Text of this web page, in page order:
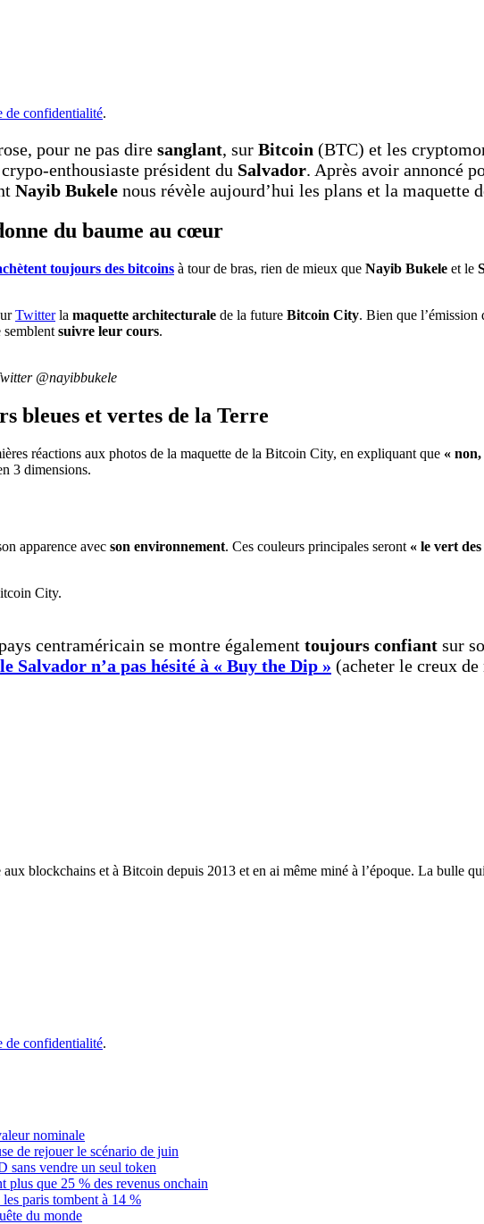
de confidentialité.
pour ne pas dire sanglant, sur Bitcoin (BTC) et les
enthousiaste président du Salvador. Après avoir annoncé
Nayib Bukele nous révèle aujourd’hui les plans et la maquette
du baume au cœur
toujours des bitcoins à tour de bras, rien de mieux que Nayib Bukele et le
Twitterla maquette architecturale de la future Bitcoin City. Bien que l’émission
semblent suivre leur cours.
@nayibbukele
bleues et vertes de la Terre
réactions aux photos de la maquette de la Bitcoin City, en expliquant que «
3 dimensions.
apparence avec son environnement. Ces couleurs principales seront « le vert
centraméricain se montre également toujours confiant sur
le Salvador n’a pas hésité à « Buy the Dip » (acheter le creux
blockchains et à Bitcoin depuis 2013 et en ai même miné à l’époque. La bulle
de confidentialité.
nominale
de rejouer le scénario de juin
sans vendre un seul token
plus que 25 % des revenus onchain
paris tombent à 14 %
du monde